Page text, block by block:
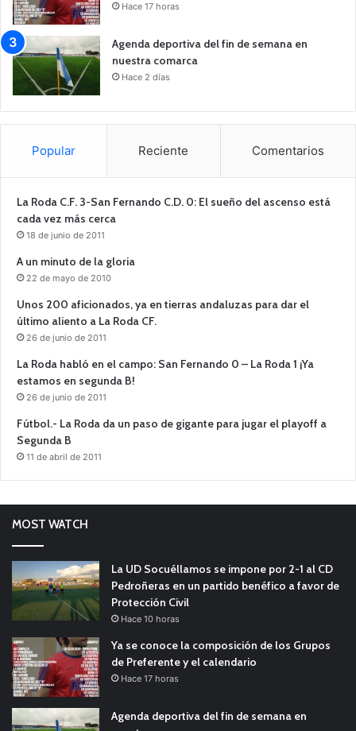
Hace 17 horas
Agenda deportiva del fin de semana en
nuestra comarca
Hace 2 días
Popular Reciente Comentarios
La Roda C.F. 3-San Fernando C.D. 0: El sueño del ascenso está
cada vez más cerca
18 de junio de 2011
A un minuto de la gloria
22 de mayo de 2010
Unos 200 aficionados, ya en tierras andaluzas para dar el
último aliento a La Roda CF.
26 de junio de 2011
La Roda habló en el campo: San Fernando 0 – La Roda 1 ¡Ya
estamos en segunda B!
26 de junio de 2011
Fútbol.- La Roda da un paso de gigante para jugar el playoff a
Segunda B
11 de abril de 2011
MOST WATCH
La UD Socuéllamos se impone por 2-1 al CD
Pedroñeras en un partido benéfico a favor de
Protección Civil
Hace 10 horas
Ya se conoce la composición de los Grupos
de Preferente y el calendario
Hace 17 horas
Agenda deportiva del fin de semana en